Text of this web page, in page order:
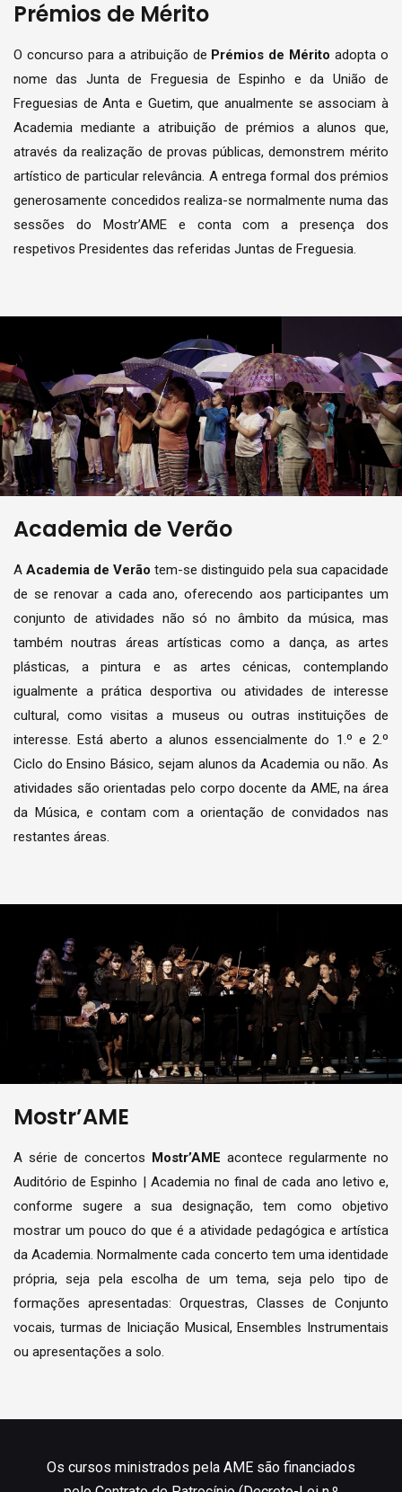
Prémios de Mérito
O concurso para a atribuição de Prémios de Mérito adopta o
nome das Junta de Freguesia de Espinho e da União de
Freguesias de Anta e Guetim, que anualmente se associam à
Academia mediante a atribuição de prémios a alunos que,
através da realização de provas públicas, demonstrem mérito
artístico de particular relevância. A entrega formal dos prémios
generosamente concedidos realiza-se normalmente numa das
sessões do Mostr’AME e conta com a presença dos
respetivos Presidentes das referidas Juntas de Freguesia.
Academia de Verão
A Academia de Verão tem-se distinguido pela sua capacidade
de se renovar a cada ano, oferecendo aos participantes um
conjunto de atividades não só no âmbito da música, mas
também noutras áreas artísticas como a dança, as artes
plásticas, a pintura e as artes cénicas, contemplando
igualmente a prática desportiva ou atividades de interesse
cultural, como visitas a museus ou outras instituições de
interesse. Está aberto a alunos essencialmente do 1.º e 2.º
Ciclo do Ensino Básico, sejam alunos da Academia ou não. As
atividades são orientadas pelo corpo docente da AME, na área
da Música, e contam com a orientação de convidados nas
restantes áreas.
Mostr’AME
A série de concertos Mostr’AME acontece regularmente no
Auditório de Espinho | Academia no final de cada ano letivo e,
conforme sugere a sua designação, tem como objetivo
mostrar um pouco do que é a atividade pedagógica e artística
da Academia. Normalmente cada concerto tem uma identidade
própria, seja pela escolha de um tema, seja pelo tipo de
formações apresentadas: Orquestras, Classes de Conjunto
vocais, turmas de Iniciação Musical, Ensembles Instrumentais
ou apresentações a solo.
Os cursos ministrados pela AME são financiados